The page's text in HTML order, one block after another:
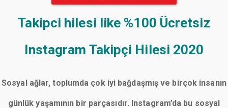
Takipci hilesi like %100 Ücretsiz
Instagram Takipçi Hilesi 2020
Sosyal ağlar, toplumda çok iyi bağdaşmış ve birçok insanın
günlük yaşamının bir parçasıdır. Instagram’da bu sosyal